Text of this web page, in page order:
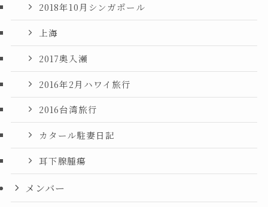
2018年10月シンガポール
上海
2017奥入瀬
2016年2月ハワイ旅行
2016台湾旅行
カタール駐妻日記
耳下腺腫瘍
メンバー